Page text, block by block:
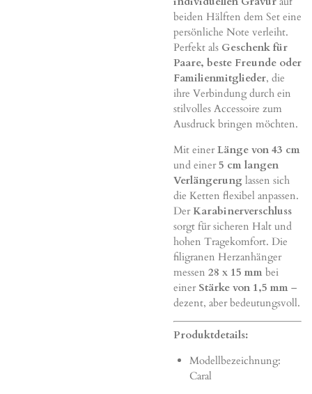
beiden Hälften dem Set eine
persönliche Note verleiht.
Perfekt als Geschenk für
Paare, beste Freunde oder
Familienmitglieder, die
ihre Verbindung durch ein
stilvolles Accessoire zum
Ausdruck bringen möchten.
Mit einerLänge von 43 cm
und einer5 cm langen
Verlängerung lassen sich
die Ketten flexibel anpassen.
DerKarabinerverschluss
sorgt für sicheren Halt und
hohen Tragekomfort. Die
filigranen Herzanhänger
messen 28 x 15 mm bei
einer Stärke von 1,5 mm –
dezent, aber bedeutungsvoll.
Produktdetails:
Modellbezeichnung:
Caral